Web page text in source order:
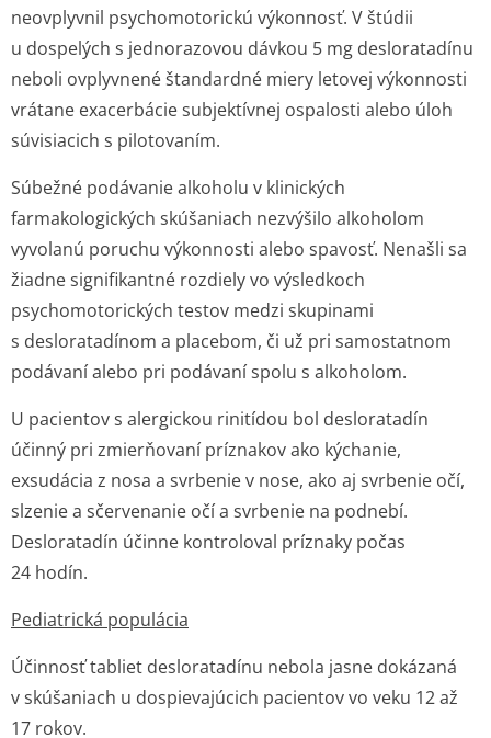
neovplyvnil psychomotorickú výkonnosť. V štúdii
u dospelých s jednorazovou dávkou 5 mg desloratadínu
neboli ovplyvnené štandardné miery letovej výkonnosti
vrátane exacerbácie subjektívnej ospalosti alebo úloh
súvisiacich s pilotovaním.
Súbežné podávanie alkoholu v klinických
farmakologických skúšaniach nezvýšilo alkoholom
vyvolanú poruchu výkonnosti alebo spavosť. Nenašli sa
žiadne signifikantné rozdiely vo výsledkoch
psychomotorických testov medzi skupinami
s desloratadínom a placebom, či už pri samostatnom
podávaní alebo pri podávaní spolu s alkoholom.
U pacientov s alergickou rinitídou bol desloratadín
účinný pri zmierňovaní príznakov ako kýchanie,
exsudácia z nosa a svrbenie v nose, ako aj svrbenie očí,
slzenie a sčervenanie očí a svrbenie na podnebí.
Desloratadín účinne kontroloval príznaky počas
24 hodín.
Pediatrická populácia
Účinnosť tabliet desloratadínu nebola jasne dokázaná
v skúšaniach u dospievajúcich pacientov vo veku 12 až
17 rokov.